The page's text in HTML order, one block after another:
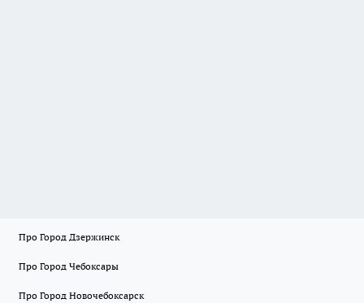
Про Город Дзержинск
Про Город Чебоксары
Про Город Новочебоксарск